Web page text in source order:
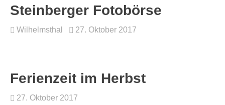
Steinberger Fotobörse
Wilhelmsthal 27. Oktober 2017
Ferienzeit im Herbst
27. Oktober 2017